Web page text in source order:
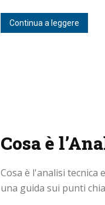
Continua a leggere
Cosa è
Cosa è l'analisi tecnica
una guida sui punti